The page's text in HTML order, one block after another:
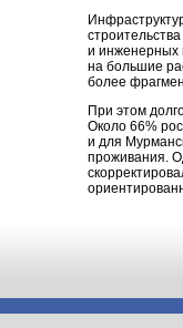
и инженерных
на большие
более
При этом
Около 66%
и для
проживания.